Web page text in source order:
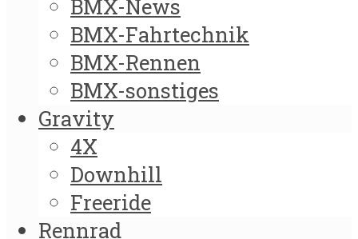
BMX-News
BMX-Fahrtechnik
BMX-Rennen
BMX-sonstiges
Gravity
4X
Downhill
Freeride
Rennrad